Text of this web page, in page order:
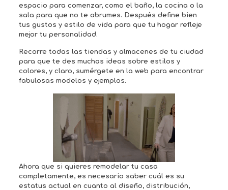
espacio para comenzar, como el baño, la cocina o la
sala para que no te abrumes. Después define bien
tus gustos y estilo de vida para que tu hogar refleje
mejor tu personalidad.
Recorre todas las tiendas y almacenes de tu ciudad
para que te des muchas ideas sobre estilos y
colores, y claro, sumérgete en la web para encontrar
fabulosas modelos y ejemplos.
Ahora que si quieres remodelar tu casa
completamente, es necesario saber cuál es su
estatus actual en cuanto al diseño, distribución,